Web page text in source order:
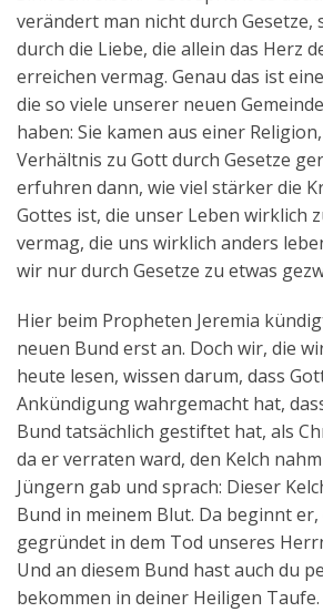
verändert man nicht durch Gesetze,
durch die Liebe, die allein das Herz
erreichen vermag. Genau das ist
die so viele unserer neuen
haben: Sie kamen aus einer
Verhältnis zu Gott durch Gesetze
erfuhren dann, wie viel stärker die
Gottes ist, die unser Leben wirklich
vermag, die uns wirklich anders
wir nur durch Gesetze zu etwas
Hier beim Propheten Jeremia
neuen Bund erst an. Doch wir, die
heute lesen, wissen darum, dass
Ankündigung wahrgemacht hat,
Bund tatsächlich gestiftet hat, als
da er verraten ward, den Kelch
Jüngern gab und sprach: Dieser
Bund in meinem Blut. Da beginnt
gegründet in dem Tod unseres
Und an diesem Bund hast auch du
bekommen in deiner Heiligen